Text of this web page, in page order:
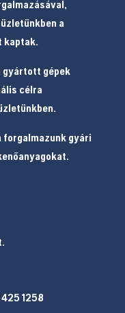
a
kaptak.
gépek
célra
forgalmazunk gyári
1258